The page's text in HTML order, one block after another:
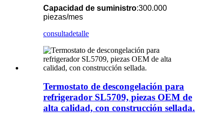
Capacidad de suministro:300.000
piezas/mes
consultadetalle
Termostato de descongelación para
refrigerador SL5709, piezas OEM de
alta calidad, con construcción sellada.